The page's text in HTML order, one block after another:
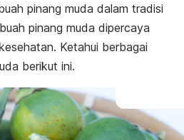
pinang muda dalam tradisi
pinang muda dipercaya
Ketahui berbagai
berikut ini.